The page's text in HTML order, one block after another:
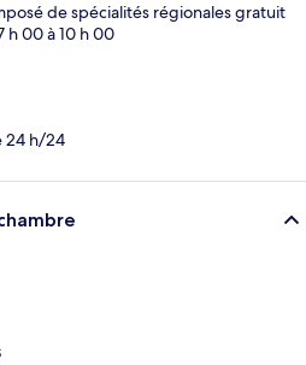
de spécialités régionales gratuit
h 00 à 10 h 00
24 h/24